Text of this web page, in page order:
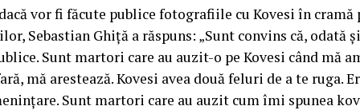
vor fi făcute publice fotografiile cu Kovesi în cramă
Sebastian Ghiţă a răspuns: „Sunt convins că, odată
Sunt martori care au auzit-o pe Kovesi când mă
mă arestează. Kovesi avea două feluri de a te ruga.
Sunt martori care au auzit cum îmi spunea